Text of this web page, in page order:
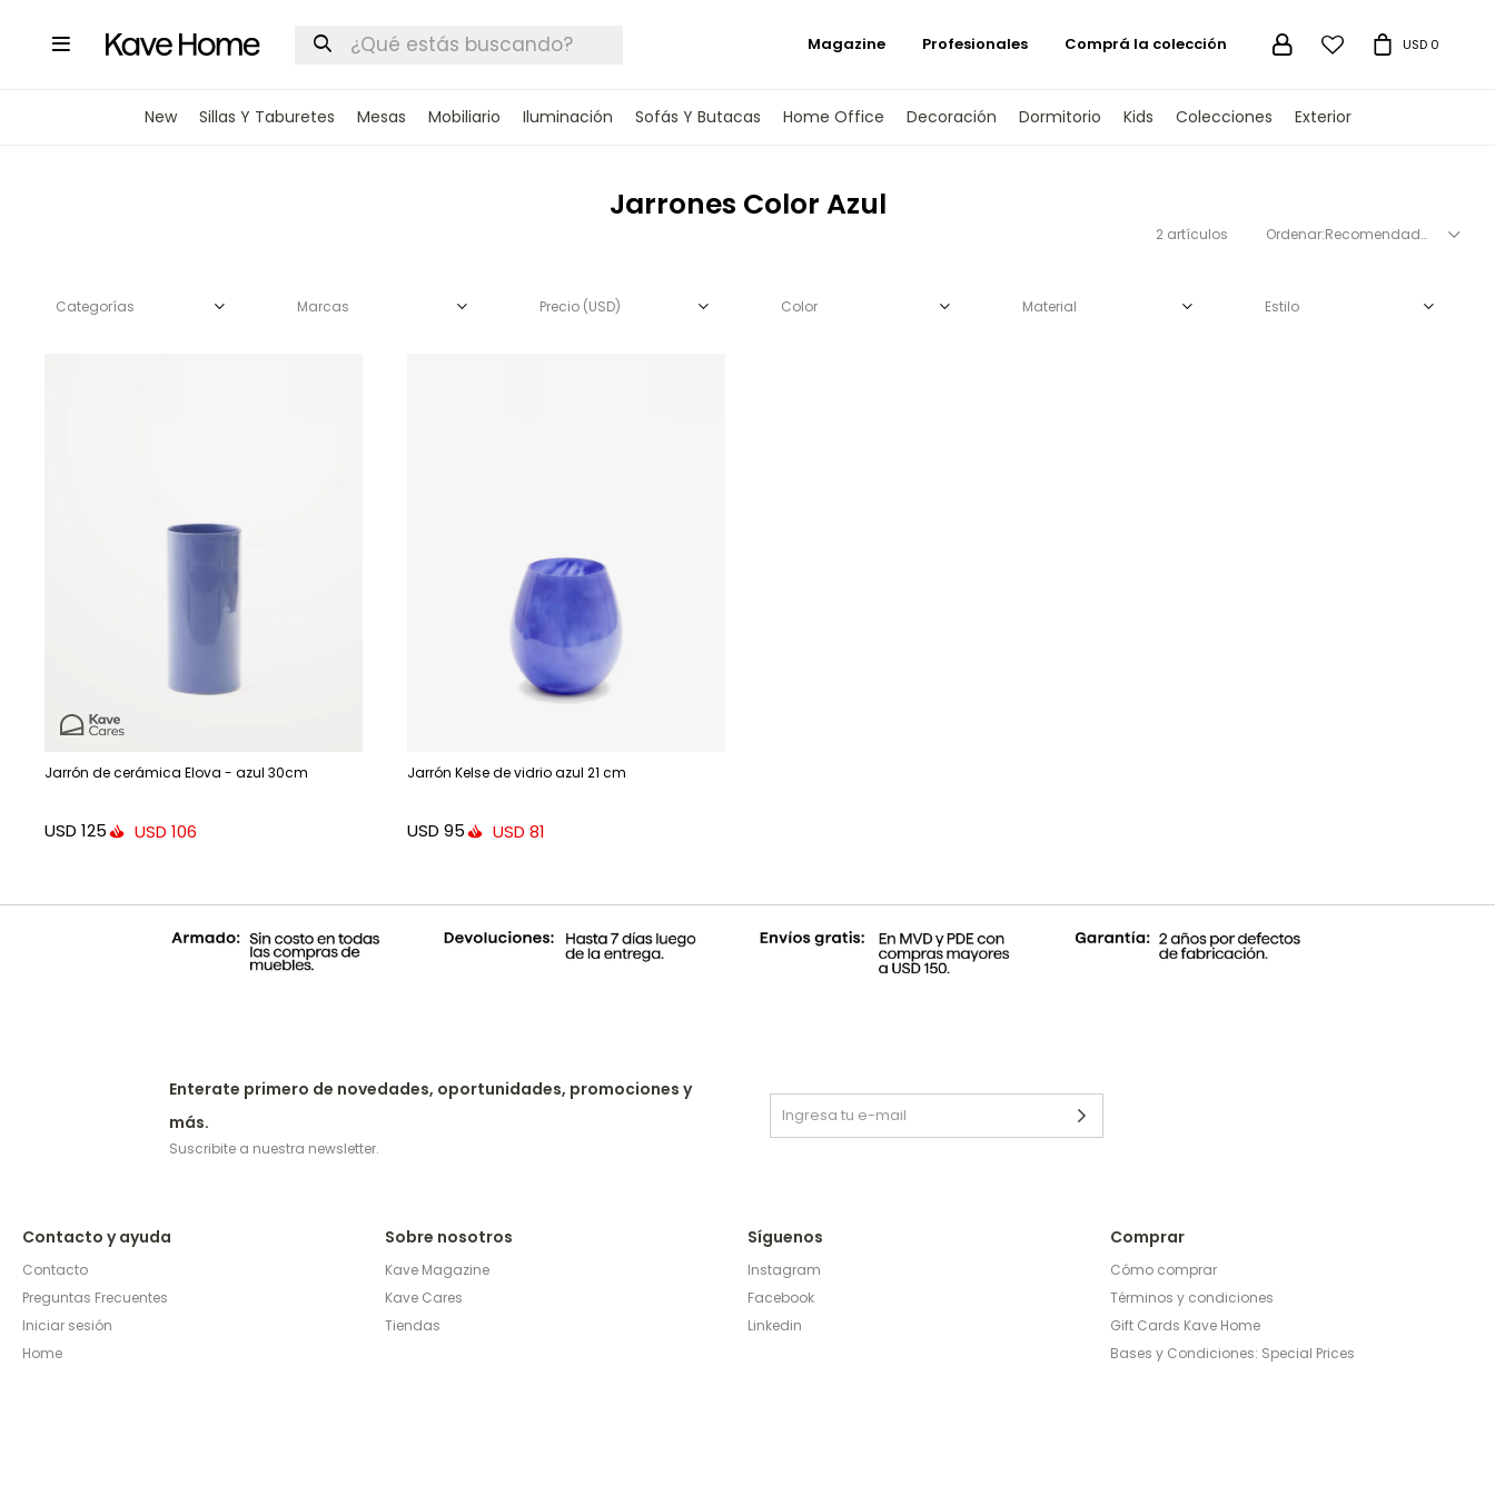

New Sillas Y Taburetes Mesas Mobiliario Iluminación Sofás Y Butacas Home Office Decoración Dormitorio Kids Colecciones Exterior
 USD 0
Magazine Profesionales Comprá la colección
Jarrones Color Azul
2 artículos Recomendados
Jarrón de cerámica Elova - azul 30cm
USD 125 USD 106
Jarrón Kelse de vidrio azul 21 cm
USD 95 USD 81
Categorías Marcas Precio (USD) Color Material Estilo
Sobre nosotros
Kave Magazine
Kave Cares
Tiendas
Comprar
Cómo comprar
Términos y condiciones
Gift Cards Kave Home
Bases y Condiciones: Special Prices
Contacto y ayuda
Contacto
Preguntas Frecuentes
Iniciar sesión
Home
Síguenos
Instagram
Facebook
Linkedin
Enterate primero de novedades, oportunidades, promociones y
más.
Suscribite a nuestra newsletter.